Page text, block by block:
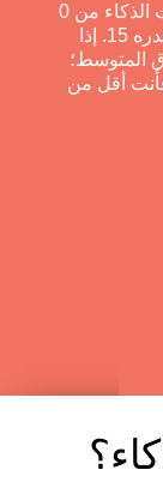
وفقًا للتقليد، تتراوح درجات معظم اختبارات الذكاء من 0
إلى 200، بمتوسط 100 وانحراف معياري قدره 15. إذا
فوق المتوسط؛
أقل من 100، فأنت أقل من